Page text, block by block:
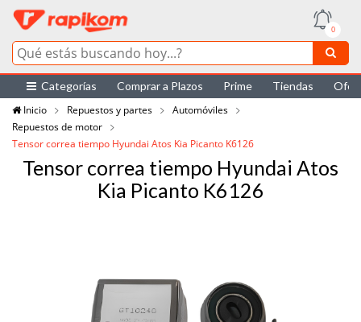
0
Categorías Comprar a Plazos Prime Tiendas
Inicio
Repuestos y partes
Automóviles
Repuestos de motor
Tensor correa tiempo Hyundai Atos Kia Picanto K6126
Tensor correa tiempo Hyundai Atos
Kia Picanto K6126